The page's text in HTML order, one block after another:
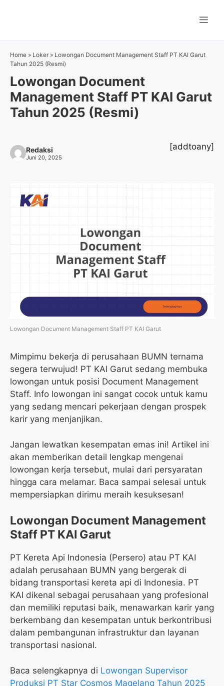
Home » Loker » Lowongan Document Management Staff PT KAI Garut
Tahun 2025 (Resmi)
Lowongan Document
Management Staff PT KAI Garut
Tahun 2025 (Resmi)
Redaksi
Juni 20, 2025
[addtoany]
Lowongan Document Management Staff PT KAI Garut
Mimpimu bekerja di perusahaan BUMN ternama
segera terwujud! PT KAI Garut sedang membuka
lowongan untuk posisi Document Management
Staff. Info lowongan ini sangat cocok untuk kamu
yang sedang mencari pekerjaan dengan prospek
karir yang menjanjikan.
Jangan lewatkan kesempatan emas ini! Artikel ini
akan memberikan detail lengkap mengenai
lowongan kerja tersebut, mulai dari persyaratan
hingga cara melamar. Baca sampai selesai untuk
mempersiapkan dirimu meraih kesuksesan!
Lowongan Document Management
Staff PT KAI Garut
PT Kereta Api Indonesia (Persero) atau PT KAI
adalah perusahaan BUMN yang bergerak di
bidang transportasi kereta api di Indonesia. PT
KAI dikenal sebagai perusahaan yang profesional
dan memiliki reputasi baik, menawarkan karir yang
berkembang dan kesempatan untuk berkontribusi
dalam pembangunan infrastruktur dan layanan
transportasi nasional.
Baca selengkapnya di Lowongan Supervisor
Produksi PT Star Cosmos Magelang Tahun 2025